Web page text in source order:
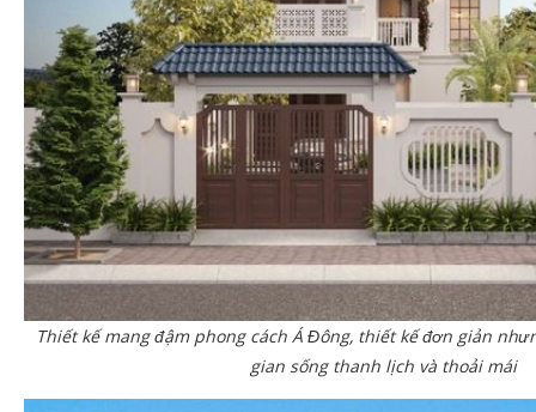
Thiết kế mang đậm phong cách Á Đông, thiết kế đơn giản
gian sống thanh lịch và thoải mái